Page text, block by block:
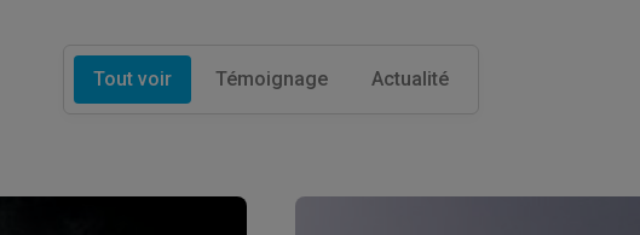
Tout voir Témoignage Actualité